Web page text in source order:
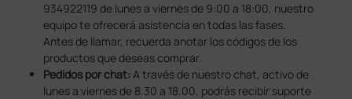
934922119 de lunes a viernes de 9:00 a 18:00, nuestro
equipo te ofrecerá asistencia en todas las fases.
Antes de llamar, recuerda anotar los códigos de los
productos que deseas comprar.
Pedidos por chat:A través de nuestro chat, activo de
lunes a viernes de 8.30 a 18.00, podrás recibir suporte